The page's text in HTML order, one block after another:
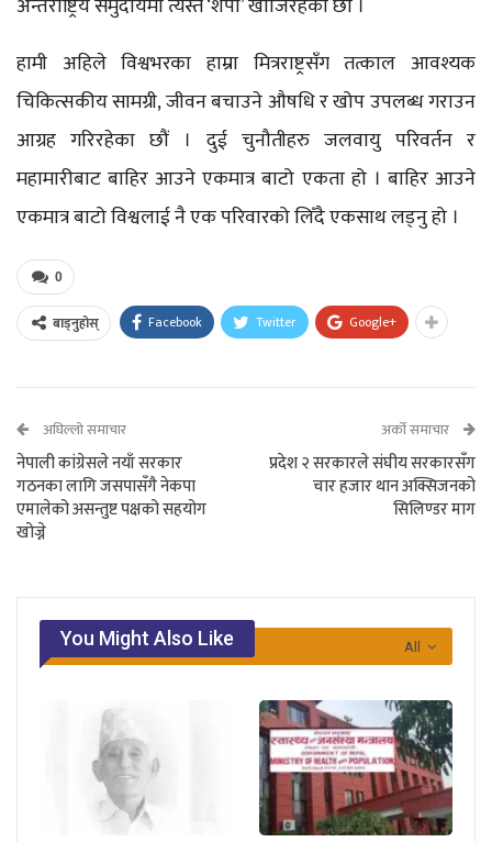
हामी अहिले विश्वभरका हाम्रा मित्रराष्ट्रसँग तत्काल आवश्यक
चिकित्सकीय सामग्री, जीवन बचाउने औषधि र खोप उपलब्ध गराउन
आग्रह गरिरहेका छौं । दुई चुनौतीहरु जलवायु परिवर्तन र
महामारीबाट बाहिर आउने एकमात्र बाटो एकता हो । बाहिर आउने
एकमात्र बाटो विश्वलाई नै एक परिवारको लिँदै एकसाथ लड्नु हो ।
0
बाड्नुहोस् Facebook Twitter Google+
अघिल्लो समाचार
नेपाली कांग्रेसले नयाँ सरकार
गठनका लागि जसपासँगै नेकपा
एमालेको असन्तुष्ट पक्षको सहयोग
खोज्ने
अर्को समाचार
प्रदेश २ सरकारले संघीय सरकारसँग
चार हजार थान अक्सिजनको
सिलिण्डर माग
All
You Might Also Like